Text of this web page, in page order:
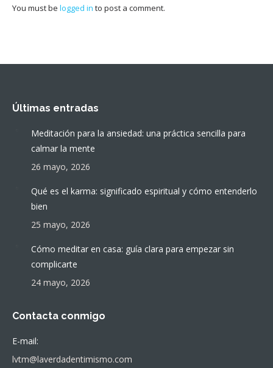
You must be logged in to post a comment.
Últimas entradas
Meditación para la ansiedad: una práctica sencilla para
calmar la mente
26 mayo, 2026
Qué es el karma: significado espiritual y cómo entenderlo
bien
25 mayo, 2026
Cómo meditar en casa: guía clara para empezar sin
complicarte
24 mayo, 2026
Contacta conmigo
E-mail:
lvtm@laverdadentimismo.com